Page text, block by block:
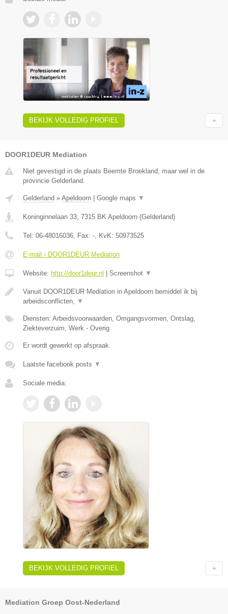
BEKIJK VOLLEDIG PROFIEL
DOOR1DEUR Mediation
Niet gevestigd in de plaats Beemte Broekland, maar wel in de
provincie Gelderland.
Gelderland » Apeldoorn Google maps ▼
Koninginnelaan 33 7315 BK Apeldoorn (Gelderland)
Tel: 06-48016036 , Fax: - , KvK: 50973525
E-mail › DOOR1DEUR Mediation
Website: http://door1deur.nl Screenshot ▼
Vanuit DOOR1DEUR Mediation in Apeldoorn bemiddel ik bij
arbeidsconflicten,
▼
Diensten: Arbeidsvoorwaarden, Omgangsvormen, Ontslag,
Ziekteverzuim, Werk - Overig
Er wordt gewerkt op afspraak.
Laatste facebook posts ▼
Sociale media:
BEKIJK VOLLEDIG PROFIEL
Mediation Groep Oost-Nederland